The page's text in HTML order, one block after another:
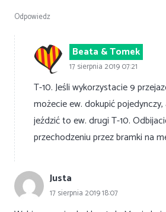
Odpowiedz
Beata & Tomek
17 sierpnia 2019 07:21
T-10. Jeśli wykorzystacie 9
możecie ew. dokupić
jeździć to ew. drugi T-10.
przechodzeniu przez bramki na
Justa
17 sierpnia 2019 18:07